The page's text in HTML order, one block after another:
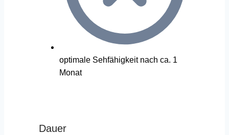
optimale Sehfähigkeit nach ca. 1
Monat
Dauer